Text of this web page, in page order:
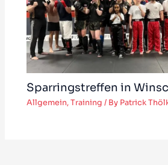
Sparringstreffen in
Allgemein,Training / By Patrick